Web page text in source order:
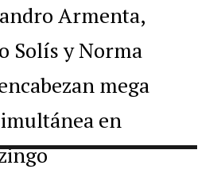
Armenta,
Solís y Norma
mega
en